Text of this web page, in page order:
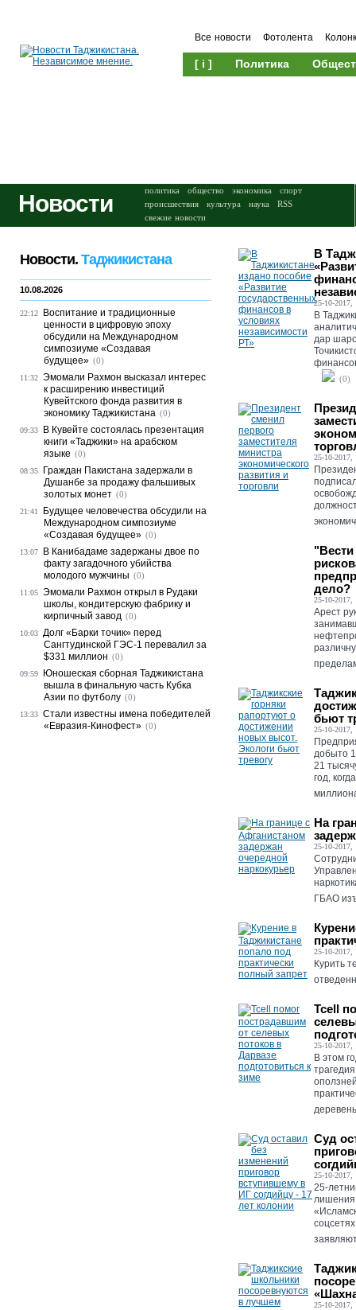
Все новости Фотолента
[ i ] Политика
Новости политика общество экономика
спорт
происшествия
культура наука
RSS
свежие новости
В
25-10-2017,
В
дар
(0)
25-10-2017,
"Вести
дело?
25-10-2017,
Арест
бьют
25-10-2017,
добыто
21
год,
На
25-10-2017,
ГБАО
25-10-2017,
Курить
Tcell
25-10-2017,
В этом
Суд
25-10-2017,
25-
лишения
25-10-2017,
Новости. Таджикистана
10.08.2026
22:12
Воспитание и традиционные
ценности в цифровую эпоху
обсудили на Международном
симпозиуме «Создавая
будущее» (0)
11:32 Эмомали Рахмон высказал интерес
к расширению инвестиций
Кувейтского фонда развития в
экономику Таджикистана (0)
09:33
В Кувейте состоялась презентация
книги «Таджики» на арабском
языке (0)
08:35
Граждан Пакистана задержали в
Душанбе за продажу фальшивых
золотых монет (0)
21:41
Будущее человечества обсудили на
Международном симпозиуме
«Создавая будущее» (0)
13:07
В Канибадаме задержаны двое по
факту загадочного убийства
молодого мужчины (0)
11:05 Эмомали Рахмон открыл в Рудаки
школы, кондитерскую фабрику и
кирпичный завод (0)
10:03 Долг «Барки точик» перед
Сангтудинской ГЭС-1 перевалил за
$331 миллион (0)
09:59
Юношеская сборная Таджикистана
вышла в финальную часть Кубка
Азии по футболу (0)
13:33 Стали известны имена победителей
«Евразия-Кинофест» (0)